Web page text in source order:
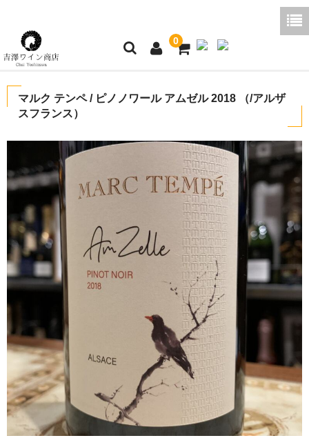
0
ご利用ガイド
好みから探す
ブログコラム
よくあるご質問
お問い合わせ
マルク テンペ / ピノノワール アムゼル 2018 （/アルザ
スフランス）